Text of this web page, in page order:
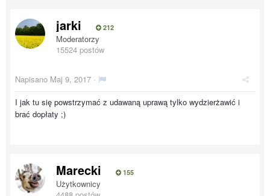
jarki 212
Moderatorzy
15524 postów
Napisano Maj 9, 2017 ·
I jak tu się powstrzymać z udawaną uprawą tylko wydzierżawić i
brać dopłaty ;)
Marecki 155
Użytkownicy